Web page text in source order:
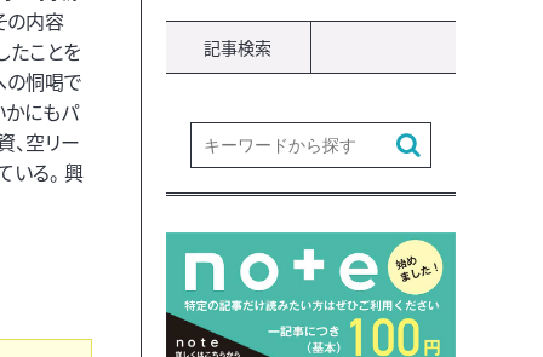
の内容
たことを
の恫喝で
かにもパ
、空リー
いる。 興
記事検索